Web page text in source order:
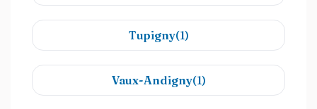
Tupigny(1)
Vaux-Andigny(1)